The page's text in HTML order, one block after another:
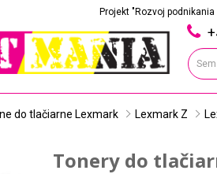
Projekt "Rozvoj
do tlačiarne Lexmark Lexmark Z
Tonery do